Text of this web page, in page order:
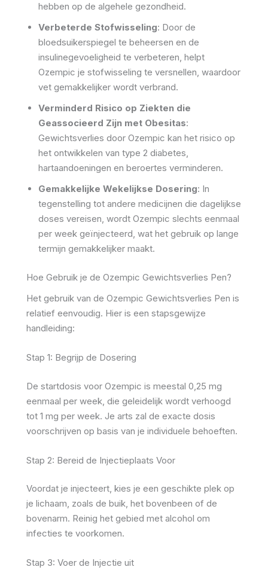
hebben op de algehele gezondheid.
Verbeterde Stofwisseling: Door de
bloedsuikerspiegel te beheersen en de
insulinegevoeligheid te verbeteren, helpt
Ozempic je stofwisseling te versnellen, waardoor
vet gemakkelijker wordt verbrand.
Verminderd Risico op Ziekten die
Geassocieerd Zijn met Obesitas:
Gewichtsverlies door Ozempic kan het risico op
het ontwikkelen van type 2 diabetes,
hartaandoeningen en beroertes verminderen.
Gemakkelijke Wekelijkse Dosering: In
tegenstelling tot andere medicijnen die dagelijkse
doses vereisen, wordt Ozempic slechts eenmaal
per week geïnjecteerd, wat het gebruik op lange
termijn gemakkelijker maakt.
Hoe Gebruik je de Ozempic Gewichtsverlies Pen?
Het gebruik van de Ozempic Gewichtsverlies Pen is
relatief eenvoudig. Hier is een stapsgewijze
handleiding:
Stap 1: Begrijp de Dosering
De startdosis voor Ozempic is meestal 0,25 mg
eenmaal per week, die geleidelijk wordt verhoogd
tot 1 mg per week. Je arts zal de exacte dosis
voorschrijven op basis van je individuele behoeften.
Stap 2: Bereid de Injectieplaats Voor
Voordat je injecteert, kies je een geschikte plek op
je lichaam, zoals de buik, het bovenbeen of de
bovenarm. Reinig het gebied met alcohol om
infecties te voorkomen.
Stap 3: Voer de Injectie uit